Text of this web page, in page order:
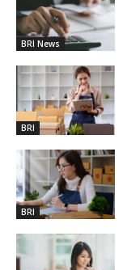
BRI News
BRI
BRI